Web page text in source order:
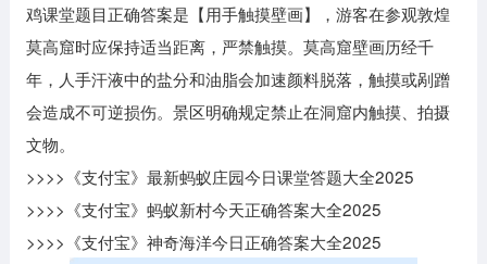
动作射击
鸡课堂题目正确答案是【用手触摸壁画】，‌游客在参观敦煌
莫高窟时应保持适当距离，严禁触摸。莫高窟壁画历经千
年，人手汗液中的盐分和油脂会加速颜料脱落，触摸或剐蹭
会造成不可逆损伤。景区明确规定禁止在洞窟内触摸、拍摄
文物。 ‌
>>>>《支付宝》最新蚂蚁庄园今日课堂答题大全2025
>>>>《支付宝》蚂蚁新村今天正确答案大全2025
>>>>《支付宝》神奇海洋今日正确答案大全2025